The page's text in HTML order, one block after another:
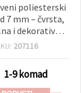
poliesterski
7 mm – čvrsta,
i dekorativna
hobi i DIY, ~2 m
207116
1-9 komad